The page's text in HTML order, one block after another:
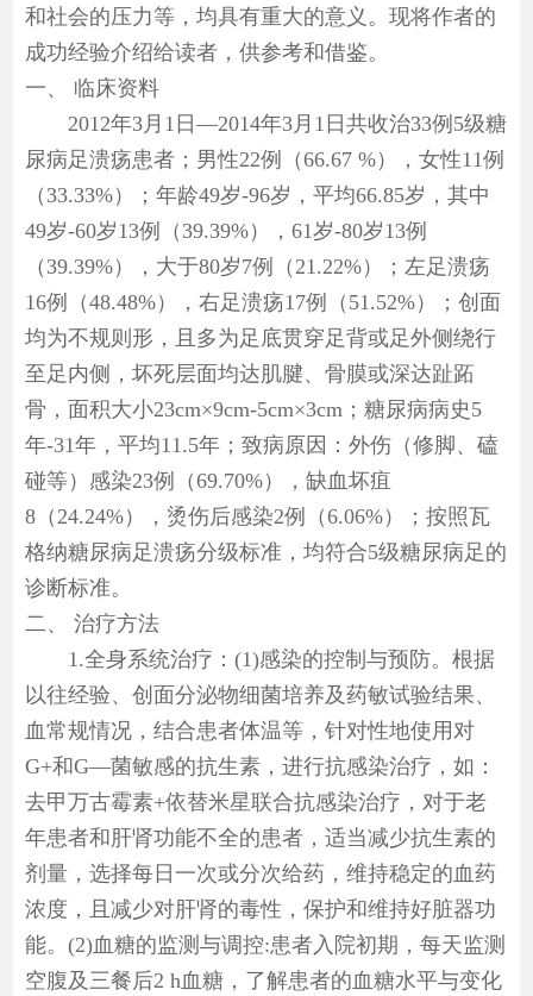
和社会的压力等，均具有重大的意义。现将作者的
成功经验介绍给读者，供参考和借鉴。
一、
临床资料
2012年3月1日—2014年3月1日共收治33例5级糖
尿病足溃疡患者；男性22例（66.67 %），女性11例
（33.33%）；年龄49岁-96岁，平均66.85岁，其中
49岁-60岁13例（39.39%），61岁-80岁13例
（39.39%），大于80岁7例（21.22%）；左足溃疡
16例（48.48%），右足溃疡17例（51.52%）；创面
均为不规则形，且多为足底贯穿足背或足外侧绕行
至足内侧，坏死层面均达肌腱、骨膜或深达趾跖
骨，面积大小23cm×9cm-5cm×3cm；糖尿病病史5
年-31年，平均11.5年；致病原因：外伤（修脚、磕
碰等）感染23例（69.70%），缺血坏疽
8（24.24%），烫伤后感染2例（6.06%）；按照瓦
格纳糖尿病足溃疡分级标准，均符合5级糖尿病足的
诊断标准。
二、
治疗方法
1.全身系统治疗：(1)感染的控制与预防。根据
以往经验、创面分泌物细菌培养及药敏试验结果、
血常规情况，结合患者体温等，针对性地使用对
G+和G—菌敏感的抗生素，进行抗感染治疗，如：
去甲万古霉素+依替米星联合抗感染治疗，对于老
年患者和肝肾功能不全的患者，适当减少抗生素的
剂量，选择每日一次或分次给药，维持稳定的血药
浓度，且减少对肝肾的毒性，保护和维持好脏器功
能。(2)血糖的监测与调控:患者入院初期，每天监测
空腹及三餐后2 h血糖，了解患者的血糖水平与变化